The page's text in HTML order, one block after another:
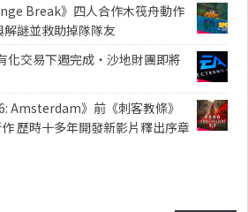
Break》四人合作木筏舟動作
謎並救助掉隊隊友
化交易下週完成・沙地財團即將
Amsterdam》前《刺客教條》
歷時十多年開發新影片釋出序章